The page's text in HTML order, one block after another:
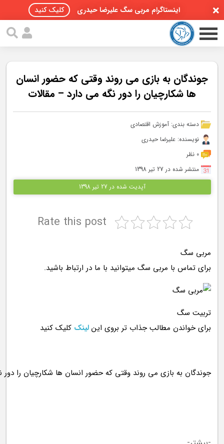
اینستاگرام مربی سگ علیرضا حیدری کلیک کنید
صفحه اصلی
مقالات سگ ها
پادکست سگ ها
سمینار تهران 96
تماس با ما
جوندگان به بازی می روند وقتی که حضور انسان
ها شکارچیان را دور نگه می دارد – مقالات
دسته بندی:آموزش اقتصادی
نویسنده: علیرضا حیدری
0 نظر
منتشر شده در 27 تیر 1398
آپدیت شده در 27 تیر 1398
Rate this post
مربی سگ
برای تماس با مربی سگ میتوانید با ما در ارتباط باشید.
تربیت سگ
برای خواندن مطالب جذاب تر بروی اینلینک کلیک کنید